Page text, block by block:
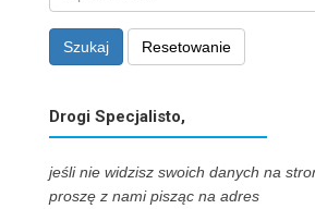
Szukaj Resetowanie
Drogi Specjalisto,
jeśli nie widzisz swoich danych na
proszę z nami pisząc na adres